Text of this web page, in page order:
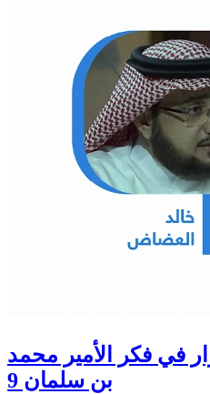
في فكر الأمير محمد
بن سلمان 9